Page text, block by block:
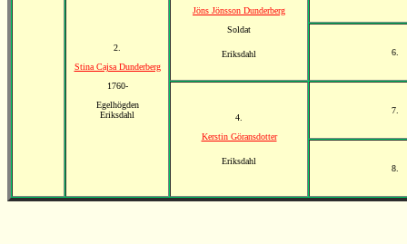
2.
Stina Cajsa Dunderberg
1760-
Egelhögden
Eriksdahl
Jöns Jönsson Dunderberg
Soldat
Eriksdahl 6.
4.
Kerstin Göransdotter
Eriksdahl
7.
8.